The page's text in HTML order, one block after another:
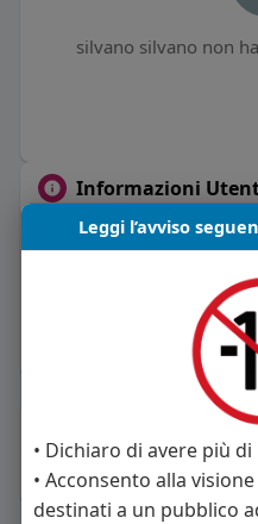
silvano silvano non
Informazioni
0post
Sto cercando: donne
Leggi l’avviso
• Dichiaro di avere più di
• Acconsento alla
destinati a un pubblico